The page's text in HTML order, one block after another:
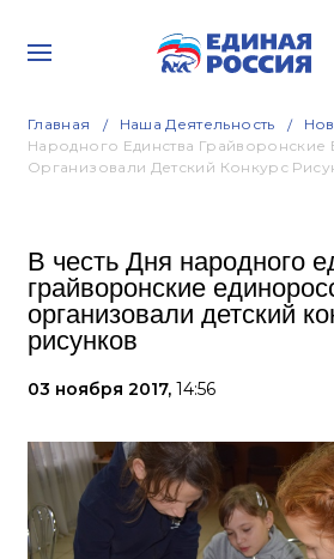
Главная Наша Деятельность
Народного Единства Грайворонские
Организовали Детский Конкурс
В честь Дня народного
грайворонские
организовали детский
рисунков
03 ноября 2017, 14:56